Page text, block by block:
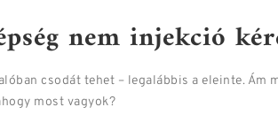
nem injekció
csodát tehet – legalábbis a eleinte. Ám
most vagyok?